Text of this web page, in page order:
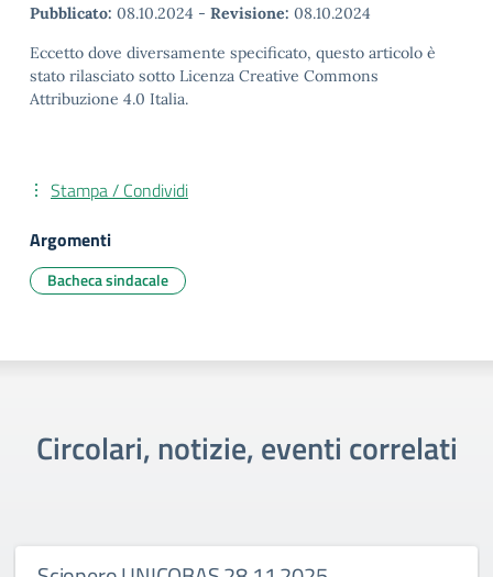
Pubblicato: 08.10.2024 - Revisione: 08.10.2024
Eccetto dove diversamente specificato, questo articolo è
stato rilasciato sotto Licenza Creative Commons
Attribuzione 4.0 Italia.
Stampa / Condividi
Argomenti
Bacheca sindacale
Circolari, notizie, eventi correlati